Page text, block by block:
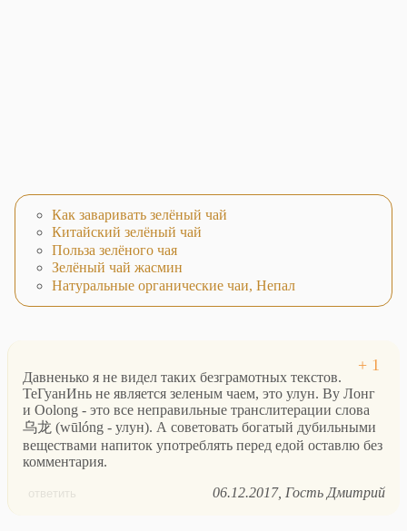
Как заваривать зелёный чай
Китайский зелёный чай
Польза зелёного чая
Зелёный чай жасмин
Натуральные органические чаи, Непал
Давненько я не видел таких безграмотных текстов.
ТеГуанИнь не является зеленым чаем, это улун. Ву Лонг
и Oolong - это все неправильные транслитерации слова
乌龙 (wūlóng - улун). А советовать богатый дубильными
веществами напиток употреблять перед едой оставлю без
комментария.
ответить 06.12.2017 Гость Дмитрий